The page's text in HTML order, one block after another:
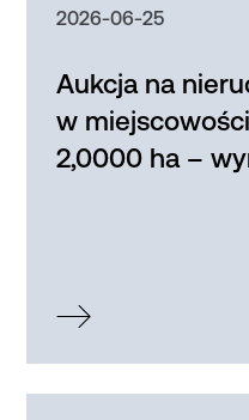
2026-06-25
Aukcja na
w
2,0000 ha –